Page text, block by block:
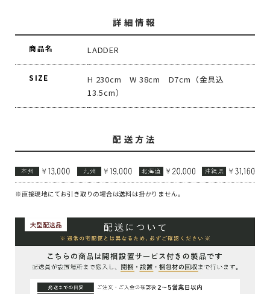
詳細情報
商品名 LADDER
SIZE
H 230cm W 38cm D7cm（金具込
13.5cm）
配送方法
※直接現地にてお引き取りの場合は送料は掛かりません。